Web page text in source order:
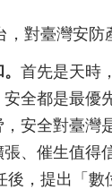
對臺灣安防
首先是天時
全都是最優
安全對臺灣
、催生值得
，提出「數